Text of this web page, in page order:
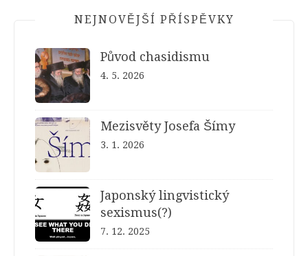
NEJNOVĚJŠÍ PŘÍSPĚVKY
Původ chasidismu
4. 5. 2026
Mezisvěty Josefa Šímy
3. 1. 2026
Japonský lingvistický
sexismus(?)
7. 12. 2025